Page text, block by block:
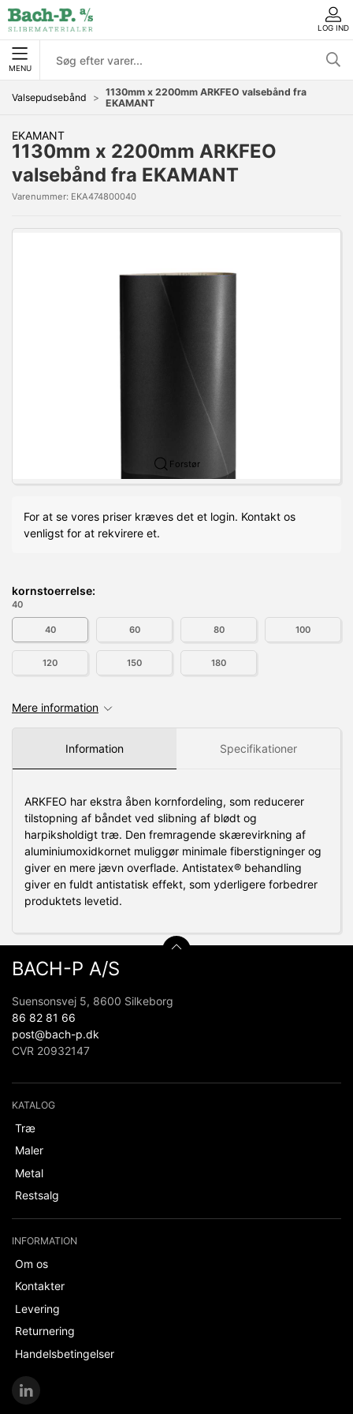
LOG IND
MENU
Valsepudsebånd
1130mm x 2200mm ARKFEO valsebånd fra
EKAMANT
EKAMANT
1130mm x 2200mm ARKFEO
valsebånd fra EKAMANT
Varenummer: EKA474800040
Forstør
For at se vores priser kræves det et login. Kontakt os
venligst for at rekvirere et.
kornstoerrelse:
40
40 60 80 100
120 150 180
Mere information
Information Specifikationer
ARKFEO har ekstra åben kornfordeling, som reducerer
tilstopning af båndet ved slibning af blødt og
harpiksholdigt træ. Den fremragende skærevirkning af
aluminiumoxidkornet muliggør minimale fiberstigninger og
giver en mere jævn overflade. Antistatex® behandling
giver en fuldt antistatisk effekt, som yderligere forbedrer
produktets levetid.
BACH-P A/S
Suensonsvej 5, 8600 Silkeborg
86 82 81 66
post@bach-p.dk
CVR 20932147
KATALOG
Træ
Maler
Metal
Restsalg
INFORMATION
Om os
Kontakter
Levering
Returnering
Handelsbetingelser